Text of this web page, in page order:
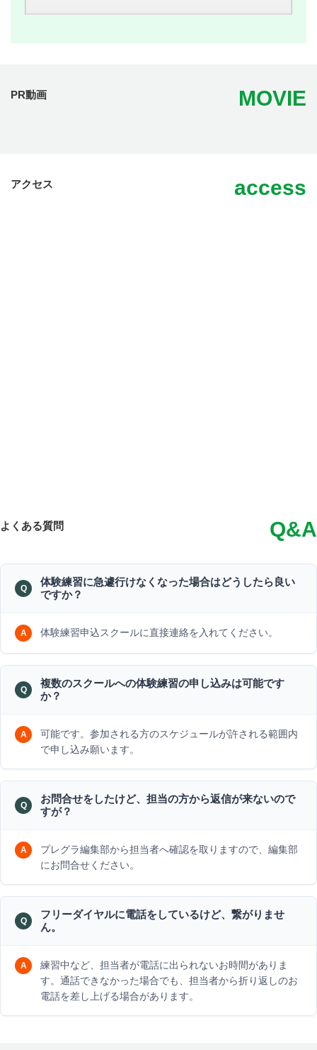
PR動画 MOVIE
アクセス access
よくある質問 Q&A
体験練習に急遽行けなくなった場合はどうしたら良い
ですか？
体験練習申込スクールに直接連絡を入れてください。
複数のスクールへの体験練習の申し込みは可能です
か？
可能です。参加される方のスケジュールが許される範囲内
で申し込み願います。
お問合せをしたけど、担当の方から返信が来ないので
すが？
プレグラ編集部から担当者へ確認を取りますので、編集部
にお問合せください。
フリーダイヤルに電話をしているけど、繋がりませ
ん。
練習中など、担当者が電話に出られないお時間がありま
す。通話できなかった場合でも、担当者から折り返しのお
電話を差し上げる場合があります。